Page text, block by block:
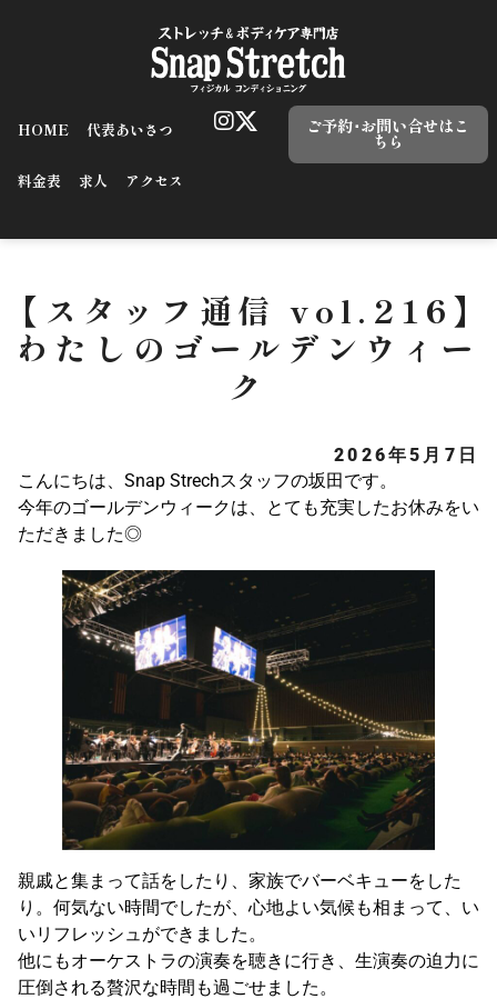
HOME 代表あいさつ
料金表 求人 アクセス
ご予約･お問い合せはこ
ちら
【スタッフ通信 vol.216】
わたしのゴールデンウィー
ク
2026年5月7日
こんにちは、Snap Strechスタッフの坂田です。
今年のゴールデンウィークは、とても充実したお休みをい
ただきました◎
親戚と集まって話をしたり、家族でバーベキューをした
り。何気ない時間でしたが、心地よい気候も相まって、い
いリフレッシュができました。
他にもオーケストラの演奏を聴きに行き、生演奏の迫力に
圧倒される贅沢な時間も過ごせました。